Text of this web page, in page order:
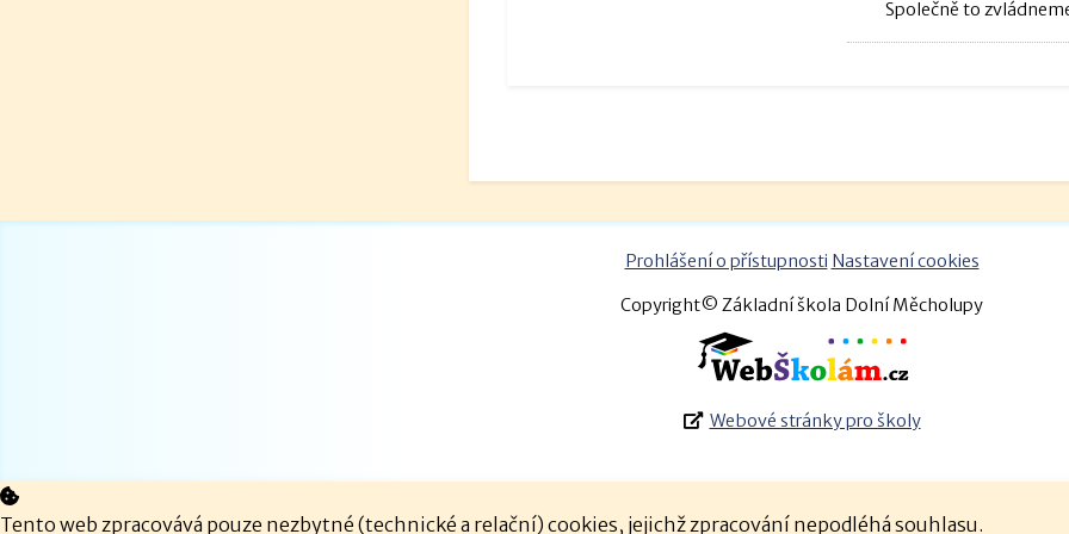
Společně to
Prohlášení o přístupnosti Nastavení cookies
Copyright© Základní škola Dolní Měcholupy
Webové stránky pro školy
Tento web zpracovává pouze nezbytné (technické a relační) cookies, jejichž zpracování nepodléhá souhlasu.